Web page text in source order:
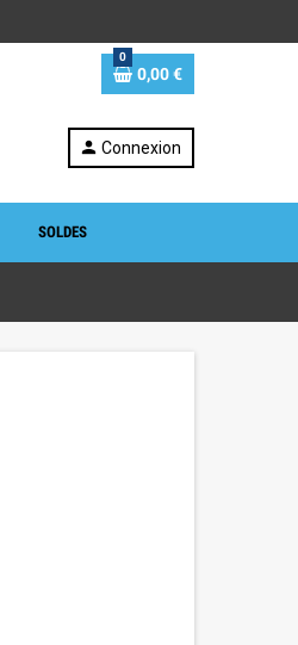
0
0,00 €
person Connexion
SOLDES